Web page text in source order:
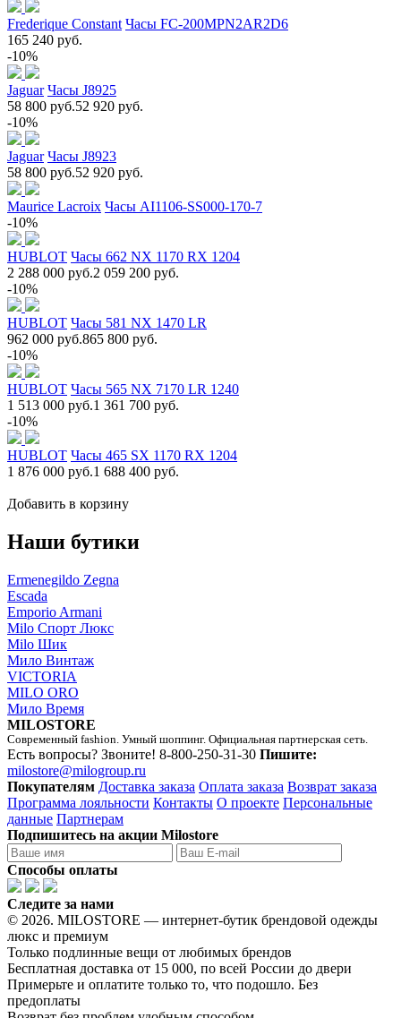
Frederique Constant Часы FC-200MPN2AR2D6
165 240 руб.
-10%
Jaguar Часы J8925
58 800 руб.52 920 руб.
-10%
Jaguar Часы J8923
58 800 руб.52 920 руб.
Maurice Lacroix Часы AI1106-SS000-170-7
-10%
HUBLOT Часы 662 NX 1170 RX 1204
2 288 000 руб.2 059 200 руб.
-10%
HUBLOT Часы 581 NX 1470 LR
962 000 руб.865 800 руб.
-10%
HUBLOT Часы 565 NX 7170 LR 1240
1 513 000 руб.1 361 700 руб.
-10%
HUBLOT Часы 465 SX 1170 RX 1204
1 876 000 руб.1 688 400 руб.
Добавить в корзину
Наши бутики
Ermenegildo Zegna
Escada
Emporio Armani
Milo Спорт Люкс
Milo Шик
Мило Винтаж
VICTORIA
MILO ORO
Мило Время
MILOSTORE
Современный fashion. Умный шоппинг. Официальная партнерская сеть.
Есть вопросы? Звоните! 8-800-250-31-30 Пишите:
milostore@milogroup.ru
Покупателям Доставка заказа Оплата заказа Возврат заказа
Программа лояльности Контакты О проекте Персональные
данные Партнерам
Подпишитесь на акции Milostore
Способы оплаты
Следите за нами
© 2026. MILOSTORE — интернет-бутик брендовой одежды
люкс и премиум
Только подлинные вещи от любимых брендов
Бесплатная доставка от 15 000, по всей России до двери
Примерьте и оплатите только то, что подошло. Без
предоплаты